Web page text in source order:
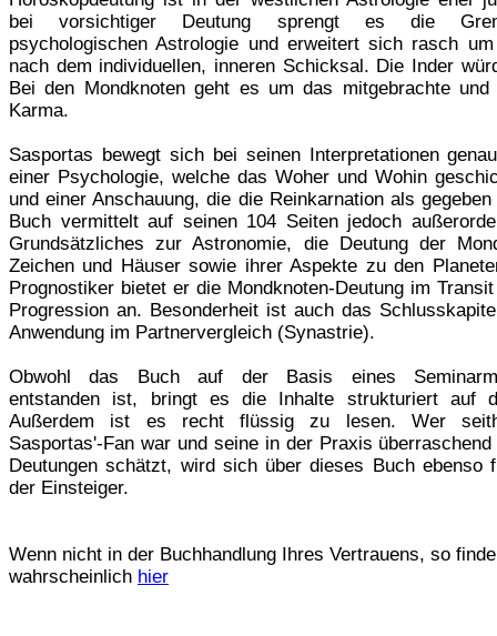
bei vorsichtiger Deutung sprengt es die
psychologischen Astrologie und erweitert sich rasch
nach dem individuellen, inneren Schicksal. Die Inder
Bei den Mondknoten geht es um das mitgebrachte und
Karma.
Sasportas bewegt sich bei seinen Interpretationen
einer Psychologie, welche das Woher und Wohin
und einer Anschauung, die die Reinkarnation als
Buch vermittelt auf seinen 104 Seiten jedoch
Grundsätzliches zur Astronomie, die Deutung der
Zeichen und Häuser sowie ihrer Aspekte zu den
Prognostiker bietet er die Mondknoten-Deutung im
Progression an. Besonderheit ist auch das
Anwendung im Partnervergleich (Synastrie).
Obwohl das Buch auf der Basis eines
entstanden ist, bringt es die Inhalte strukturiert auf
Außerdem ist es recht flüssig zu lesen. Wer
Sasportas'-Fan war und seine in der Praxis
Deutungen schätzt, wird sich über dieses Buch ebenso
der Einsteiger.
Wenn nicht in der Buchhandlung Ihres Vertrauens, so
wahrscheinlich hier